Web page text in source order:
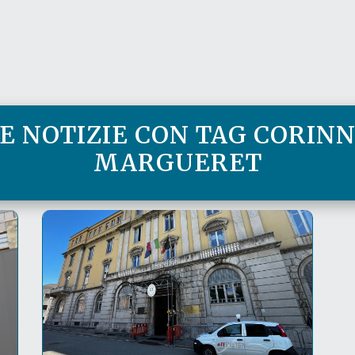
NOTIZIE CON TAG
MARGUERET